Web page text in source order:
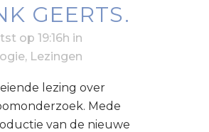
GEERTS.
op 19:16h in
, Lezingen
lezing over
Mede
van de nieuwe